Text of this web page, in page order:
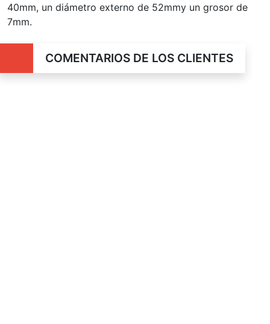
40mm, un diámetro externo de 52mmy un grosor de
7mm.
COMENTARIOS DE LOS CLIENTES